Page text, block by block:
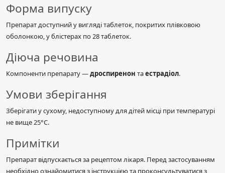
Форма випуску
Препарат доступний у вигляді таблеток, покритих плівковою
оболонкою, у блістерах по 28 таблеток.
Діюча речовина
Компоненти препарату —дроспиренон таестрадіол.
Умови зберігання
Зберігати у сухому, недоступному для дітей місці при температурі
не вище 25°C.
Примітки
Препарат відпускається за рецептом лікаря. Перед застосуванням